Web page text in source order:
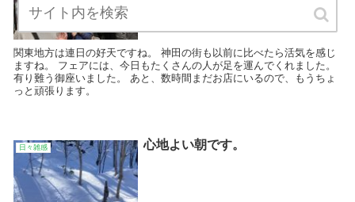
関東地方は連日の好天ですね。 神田の街も以前に比べたら活気を感じ
ますね。 フェアには、今日もたくさんの人が足を運んでくれました。
有り難う御座いました。 あと、数時間まだお店にいるので、もうちょ
っと頑張ります。
日々雑感 心地よい朝です。